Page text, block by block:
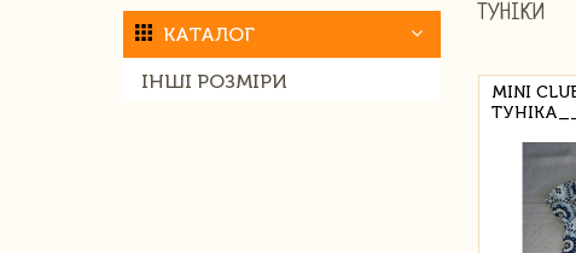
КАТАЛОГ
ІНШІ РОЗМІРИ
ТУНІКИ
MINI